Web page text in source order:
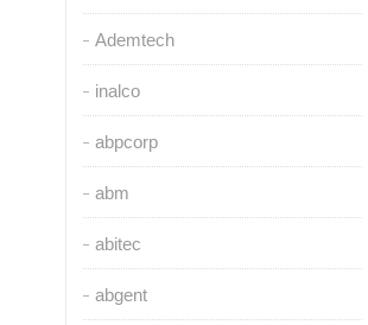
Ademtech
inalco
abpcorp
abm
abitec
abgent